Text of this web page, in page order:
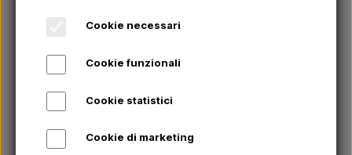
Cookie necessari
Cookie funzionali
Cookie statistici
Cookie di marketing